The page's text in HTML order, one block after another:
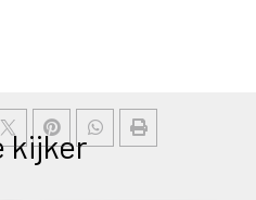
kijker